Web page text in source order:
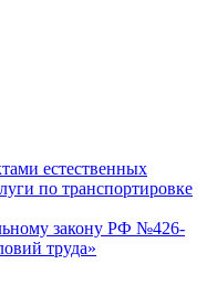
естественных
по транспортировке
закону РФ №426-
труда»